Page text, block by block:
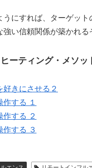
うにすれば、ターゲット
強い信頼関係が築かれる
ーティング・メソッ
好きにさせる２
する １
作する ２
作する ３